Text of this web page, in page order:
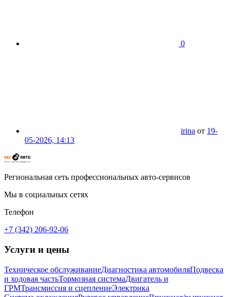
0
irina от 19-
05-2026, 14:13
Региональная сеть профессиональных авто-сервисов
Мы в социальных сетях
Телефон
+7 (342) 206-92-06
Услуги и цены
Техническое обслуживаниеДиагностика автомобиляПодвеска
и ходовая частьТормозная системаДвигатель и
ГРМТрансмиссия и сцеплениеЭлектрика